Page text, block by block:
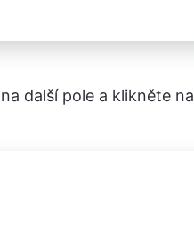
další pole a klikněte na